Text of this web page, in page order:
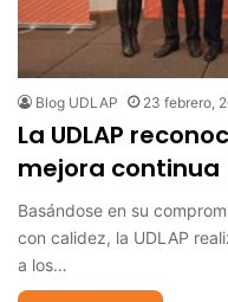
Blog UDLAP 23 febrero,
La UDLAP
mejora continua
Basándose en su
con calidez, la UDLAP
a los…